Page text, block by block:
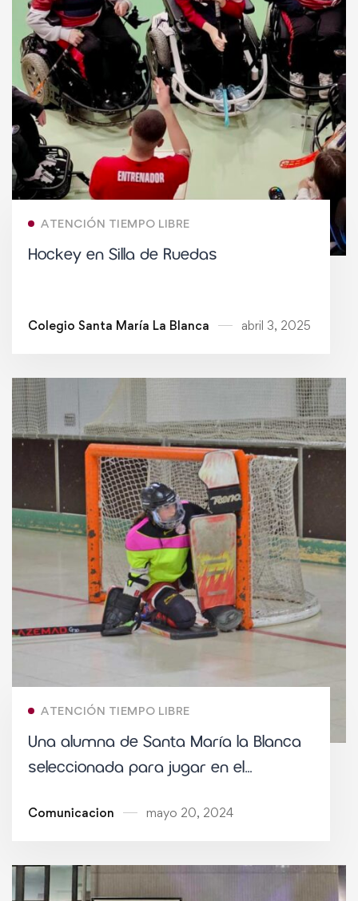
ATENCIÓN TIEMPO LIBRE
Hockey en Silla de Ruedas
Colegio Santa María La Blanca abril 3, 2025
ATENCIÓN TIEMPO LIBRE
Una alumna de Santa María la Blanca
seleccionada para jugar en el
Comunicacion mayo 20, 2024